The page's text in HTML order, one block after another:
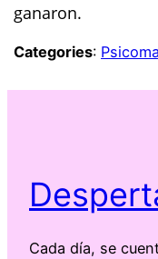
ganaron.
Categories:
Cada día, se